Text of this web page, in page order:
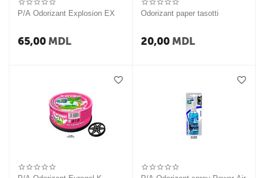
P/A Odorizant Explosion EX
65,00 MDL
Odorizant paper tasotti
20,00 MDL